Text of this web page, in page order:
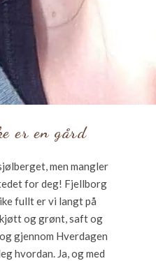
er en gård
men mangler
for deg! Fjellborg
fullt er vi langt på
og grønt, saft og
gjennom Hverdagen
hvordan. Ja, og med